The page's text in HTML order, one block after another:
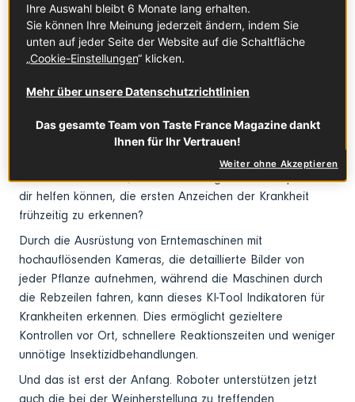
haben. Tatsächlich sind sie keineswegs nur eine Spielerei,
sondern können echte, greifbare Ergebnisse bringen und
den Winzern helfen, noch besseren Wein herzustellen.
traditionellen französischen Weinregion wie Bordeaux. Du
hast Hunderte von Rebzeilen – und eine schleichende
Angst vor der „Flavescence dorée“, einer sich schnell
ausbreitenden Rebkrankheit, die deine Ernte vernichten
könnte. Wusstest du, dass Technologien wie Prospect FD
dir helfen können, die ersten Anzeichen der Krankheit
frühzeitig zu erkennen?
Durch die Ausrüstung von Erntemaschinen mit
hochauflösenden Kameras, die detaillierte Bilder von
jeder Pflanze aufnehmen, während die Maschinen durch
die Rebzeilen fahren, kann dieses KI-Tool Indikatoren für
Krankheiten erkennen. Dies ermöglicht gezieltere
Kontrollen vor Ort, schnellere Reaktionszeiten und weniger
unnötige Insektizidbehandlungen.
Und das ist erst der Anfang. Roboter unterstützen jetzt
auch die bei der Weinherstellung zu treffenden
Ihre Auswahl bleibt 6 Monate lang erhalten.
Sie können Ihre Meinung jederzeit ändern, indem Sie
unten auf jeder Seite der Website auf die Schaltfläche
„Cookie-Einstellungen“ klicken.
Mehr über unsere Datenschutzrichtlinien
Das gesamte Team von Taste France Magazine dankt
Ihnen für Ihr Vertrauen!
Weiter ohne Akzeptieren